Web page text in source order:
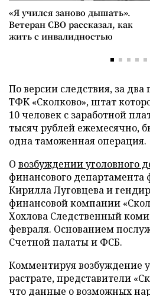
«Я учился заново дышать».
Ветеран СВО рассказал, как
жить с инвалидностью
По версии следствия, за два
ТФК «Сколково», штат
10 человек с заработной
тысяч рублей ежемесячно,
одна таможенная операция.
О возбуждении уголовного
финансового департамента
Кирилла Луговцева и
финансовой компании
Хохлова Следственный
февраля. Основанием
Счетной палаты и ФСБ.
Комментируя возбуждение
растрате, представители
что данные о возможных